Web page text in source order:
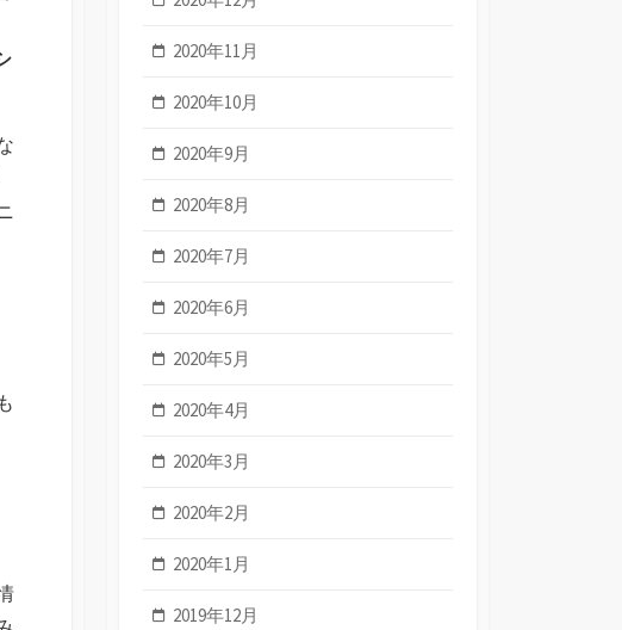
2020年11月
2020年10月
2020年9月
2020年8月
2020年7月
2020年6月
2020年5月
2020年4月
2020年3月
2020年2月
2020年1月
2019年12月